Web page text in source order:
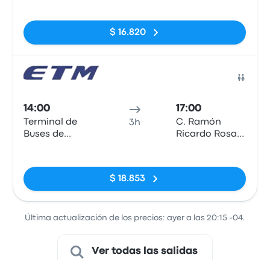
$ 16.820
14:00
Terminal de
Buses de
3h
17:00
C. Ramón
Ricardo Rosas
$ 18.853
Última actualización de los precios: ayer a las 20:15 -04.
Ver todas las salidas